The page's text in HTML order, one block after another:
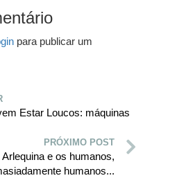
para publicar um
Estar Loucos: máquinas
PRÓXIMO POST
e os humanos,
humanos...